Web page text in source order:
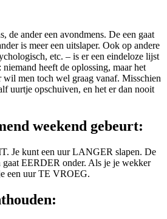
de ander een avondmens. De een gaat
is meer een uitslaper. Ook op andere
etc. – is er een eindeloze lijst
heeft de oplossing, maar het
wil men toch wel graag vanaf. Misschien
uurtje opschuiven, en het er dan nooit
weekend gebeurt:
Je kunt een uur LANGER slapen. De
EERDER onder. Als je je wekker
een uur TE VROEG.